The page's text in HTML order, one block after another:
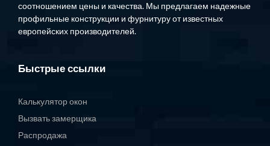
соотношением цены и качества. Мы предлагаем надежные
профильные конструкции и фурнитуру от известных
европейских производителей.
Быстрые ссылки
Калькулятор окон
Вызвать замерщика
Распродажа